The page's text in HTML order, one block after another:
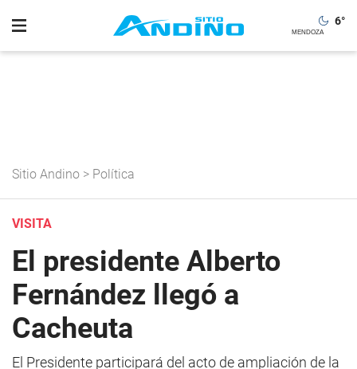
6°
Sitio Andino > Política
VISITA
El presidente Alberto
Fernández llegó a
Cacheuta
El Presidente participará del acto de ampliación de la